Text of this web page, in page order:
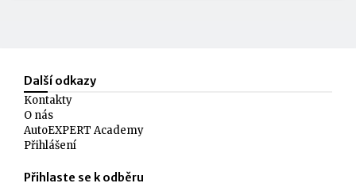
Další odkazy
Kontakty
O nás
AutoEXPERT Academy
Přihlášení
Přihlaste se k odběru